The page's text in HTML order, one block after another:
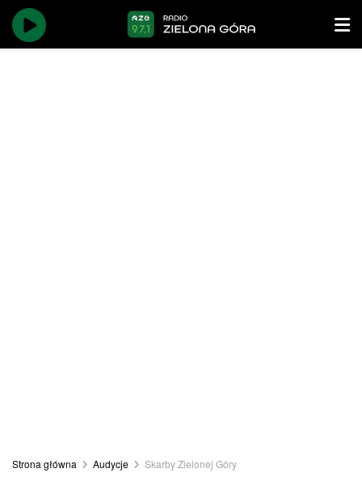
Strona główna Audycje Skarby Zielonej Góry